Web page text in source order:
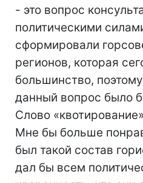
- это вопрос
политическими
сформировали
регионов, которая
большинство,
данный вопрос было
Слово
Мне бы больше
был такой состав
дал бы всем